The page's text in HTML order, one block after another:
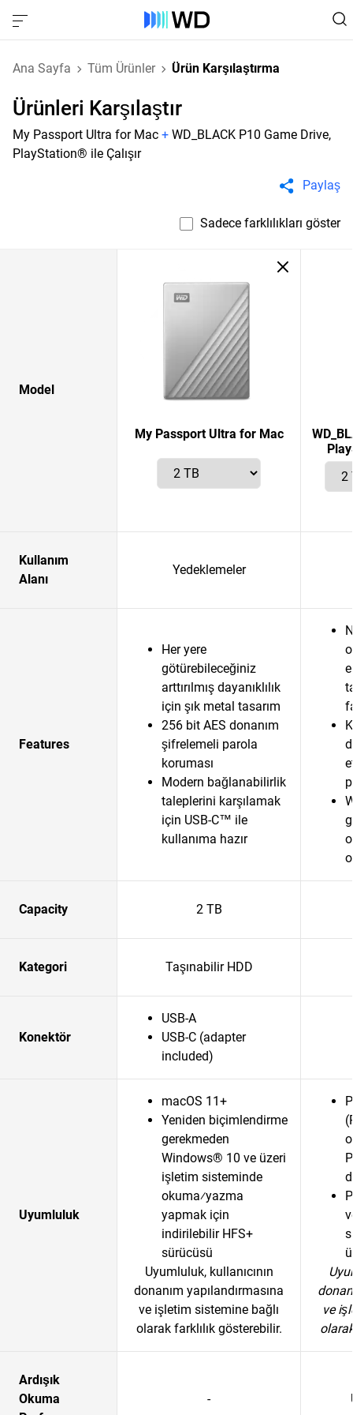
Ana Sayfa Tüm Ürünler Ürün Karşılaştırma
Ürünleri Karşılaştır
My Passport Ultra for Mac + WD_BLACK P10 Game Drive,
PlayStation® ile Çalışır
Paylaş
Sadece farklılıkları göster
Model
My Passport Ultra for Mac
Kullanım
Alanı
Yedeklemeler
Features
Her yere
götürebileceğiniz
arttırılmış dayanıklılık
için şık metal tasarım
256 bit AES donanım
şifrelemeli parola
koruması
Modern bağlanabilirlik
taleplerini karşılamak
için USB-C™ ile
kullanıma hazır
Capacity 2 TB
Kategori Taşınabilir HDD
Konektör
USB-A
USB-C (adapter
included)
Uyumluluk
macOS 11+
Yeniden biçimlendirme
gerekmeden
Windows® 10 ve üzeri
işletim sisteminde
okuma⁄yazma
yapmak için
indirilebilir HFS+
sürücüsü
Uyumluluk, kullanıcının
donanım yapılandırmasına
ve işletim sistemine bağlı
olarak farklılık gösterebilir.
ve
Ardışık
Okuma
-